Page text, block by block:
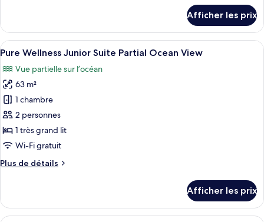
Club
Ocean
Front)
Suite
présidentielle
(Serenity
Ocean
Front)
Afficher les prix
Afficher
toutes
les
photos
pour
ce
type
de
chambre :
Pure
Suite
Une chambre d’hôtel moderne
6
Pure Wellness Junior Suite Partial Ocean View
Vue partielle sur l’océan
63 m²
1 chambre
2 personnes
1 très grand lit
Wi-Fi gratuit
Plus de détails
Plus
Pure
Wellness
Afficher les prix
Une chambre d’hôtel avec un lit,